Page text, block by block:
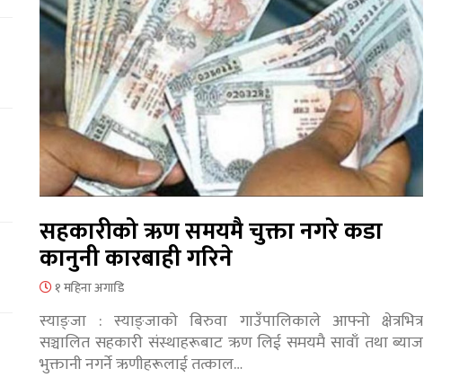
सहकारीको ऋण समयमै चुक्ता नगरे कडा
कानुनी कारबाही गरिने
१ महिना अगाडि
स्याङ्जा : स्याङ्जाको बिरुवा गाउँपालिकाले आफ्नो क्षेत्रभित्र
सञ्चालित सहकारी संस्थाहरूबाट ऋण लिई समयमै सावाँ तथा ब्याज
भुक्तानी नगर्ने ऋणीहरूलाई तत्काल…